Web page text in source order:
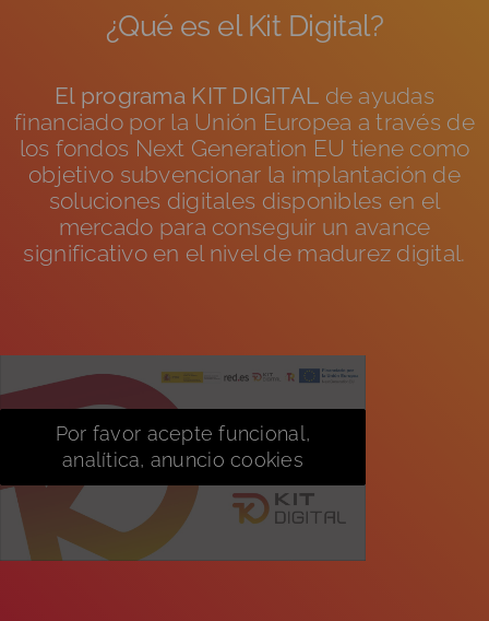
¿Qué es el Kit Digital?
El programa KIT DIGITAL de ayudas
financiado por la Unión Europea a través de
los fondos Next Generation EU tiene como
objetivo subvencionar la implantación de
soluciones digitales disponibles en el
mercado para conseguir un avance
significativo en el nivel de madurez digital.
Por favor acepte funcional,
analítica, anuncio cookies